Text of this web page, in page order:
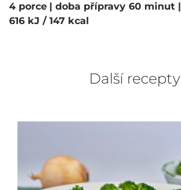
4 porce | doba přípravy 60 minut |
616 kJ / 147 kcal
Další recepty